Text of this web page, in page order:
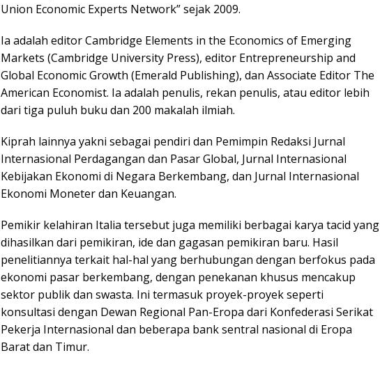
Union Economic Experts Network” sejak 2009.
Ia adalah editor Cambridge Elements in the Economics of Emerging
Markets (Cambridge University Press), editor Entrepreneurship and
Global Economic Growth (Emerald Publishing), dan Associate Editor The
American Economist. Ia adalah penulis, rekan penulis, atau editor lebih
dari tiga puluh buku dan 200 makalah ilmiah.
Kiprah lainnya yakni sebagai pendiri dan Pemimpin Redaksi Jurnal
Internasional Perdagangan dan Pasar Global, Jurnal Internasional
Kebijakan Ekonomi di Negara Berkembang, dan Jurnal Internasional
Ekonomi Moneter dan Keuangan.
Pemikir kelahiran Italia tersebut juga memiliki berbagai karya tacid yang
dihasilkan dari pemikiran, ide dan gagasan pemikiran baru. Hasil
penelitiannya terkait hal-hal yang berhubungan dengan berfokus pada
ekonomi pasar berkembang, dengan penekanan khusus mencakup
sektor publik dan swasta. Ini termasuk proyek-proyek seperti
konsultasi dengan Dewan Regional Pan-Eropa dari Konfederasi Serikat
Pekerja Internasional dan beberapa bank sentral nasional di Eropa
Barat dan Timur.